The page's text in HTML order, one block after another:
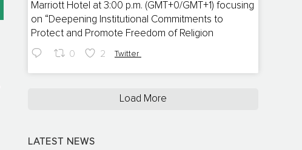
Marriott Hotel at 3:00 p.m. (GMT+0/GMT+1) focusing
on “Deepening Institutional Commitments to
Protect and Promote Freedom of Religion
0 2 Twitter
Load More
LATEST NEWS